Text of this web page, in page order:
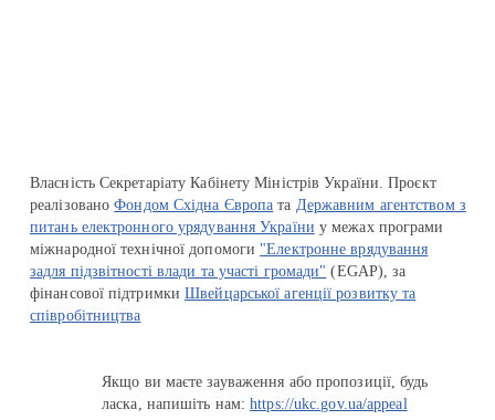
Власність Секретаріату Кабінету Міністрів України. Проєкт
реалізованоФондом Східна Європа та Державним агентством з
питань електронного урядування України у межах програми
міжнародної технічної допомоги "Електронне врядування
задля підзвітності влади та участі громади" (EGAP), за
фінансової підтримкиШвейцарської агенції розвитку та
співробітництва
Якщо ви маєте зауваження або пропозиції, будь
ласка, напишіть нам:https://ukc.gov.ua/appeal